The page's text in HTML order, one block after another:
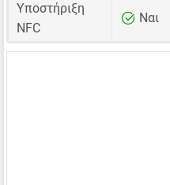
Υποστήριξη
NFC
Ναι